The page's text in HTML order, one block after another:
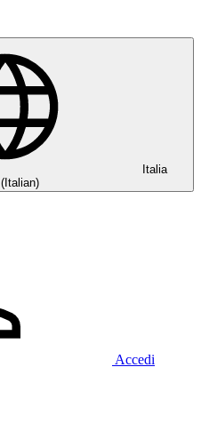
Italia
(Italian)
Accedi